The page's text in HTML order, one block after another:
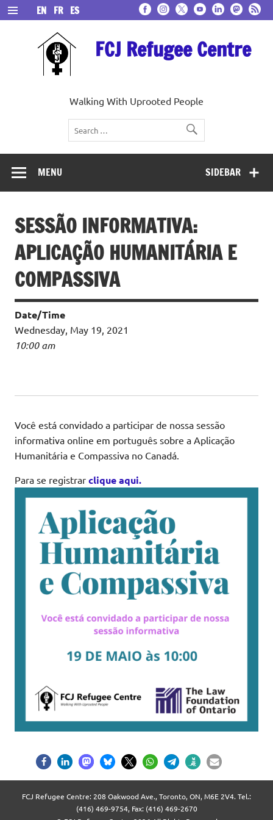
Skip
to
content
FCJ Refugee Centre
Walking With Uprooted People
EN FR ES
SIDEBAR
MENU
SESSÃO INFORMATIVA:
APLICAÇÃO HUMANITÁRIA E
COMPASSIVA
Date/Time
Wednesday, May 19, 2021
10:00 am
Você está convidado a participar de nossa sessão
informativa online em português sobre a Aplicação
Humanitária e Compassiva no Canadá.
Para se registrar clique aqui.